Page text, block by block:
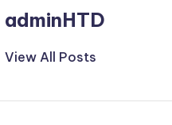
adminHTD
View All Posts